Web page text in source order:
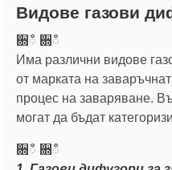
Видове газови
਍ഀ ਍ഀ
Има различни видове
от марката на
процес на заваряване.
могат да бъдат
਍ഀ ਍ഀ